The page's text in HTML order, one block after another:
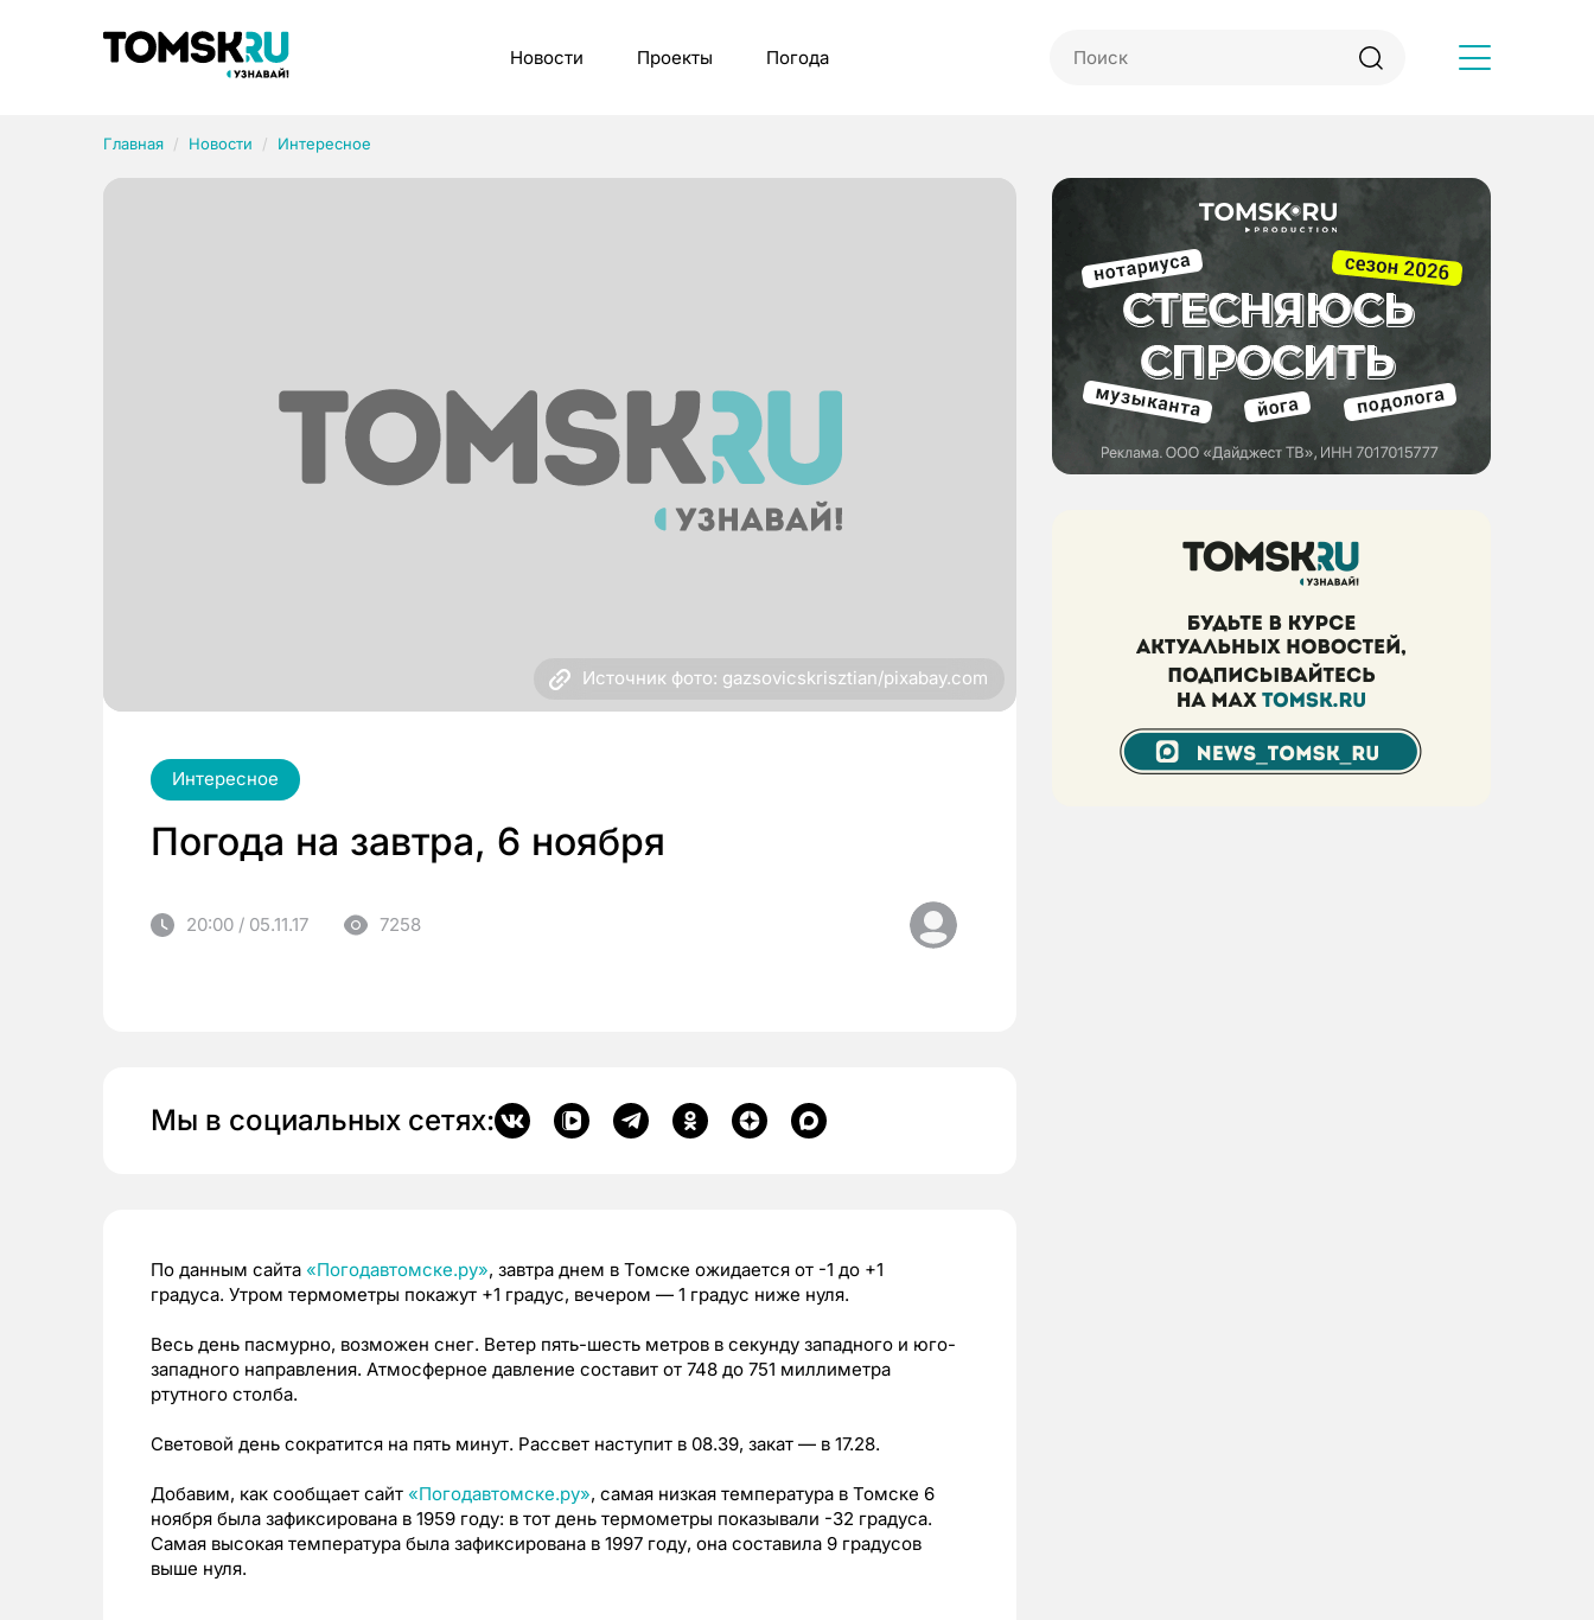
Новости Проекты Погода
Главная Новости Интересное
Источник фото: gazsovicskrisztian/pixabay.com
Интересное
Погода на завтра, 6 ноября
20:00 / 05.11.17 7258
Мы в социальных сетях:
По данным сайта «Погодавтомске.ру», завтра днем в Томске ожидается от -1 до +1
градуса. Утром термометры покажут +1 градус, вечером — 1 градус ниже нуля.
Весь день пасмурно, возможен снег. Ветер пять-шесть метров в секунду западного и юго-
западного направления. Атмосферное давление составит от 748 до 751 миллиметра
ртутного столба.
Световой день сократится на пять минут. Рассвет наступит в 08.39, закат — в 17.28.
Добавим, как сообщает сайт «Погодавтомске.ру», самая низкая температура в Томске 6
ноября была зафиксирована в 1959 году: в тот день термометры показывали -32 градуса.
Самая высокая температура была зафиксирована в 1997 году, она составила 9 градусов
выше нуля.
Рубрики